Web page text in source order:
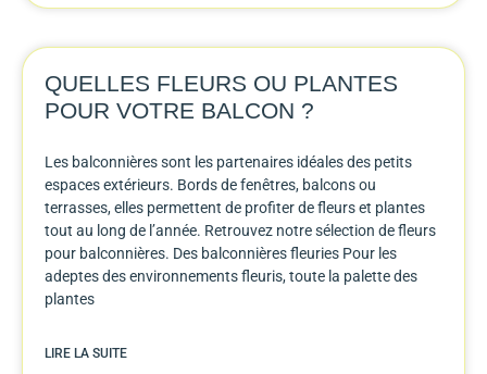
QUELLES FLEURS OU PLANTES
POUR VOTRE BALCON ?
Les balconnières sont les partenaires idéales des petits
espaces extérieurs. Bords de fenêtres, balcons ou
terrasses, elles permettent de profiter de fleurs et plantes
tout au long de l’année. Retrouvez notre sélection de fleurs
pour balconnières. Des balconnières fleuries Pour les
adeptes des environnements fleuris, toute la palette des
plantes
LIRE LA SUITE